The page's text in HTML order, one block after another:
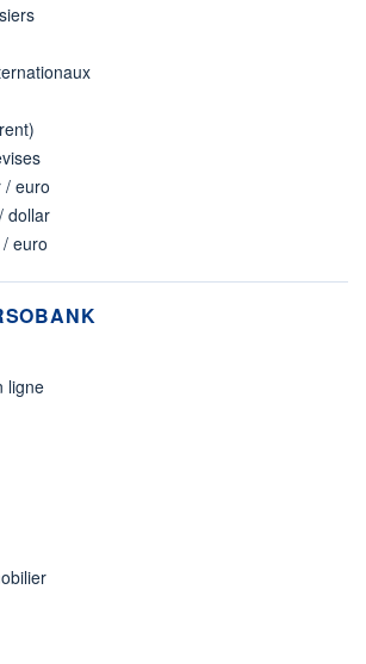
/ euro
dollar
euro
ligne